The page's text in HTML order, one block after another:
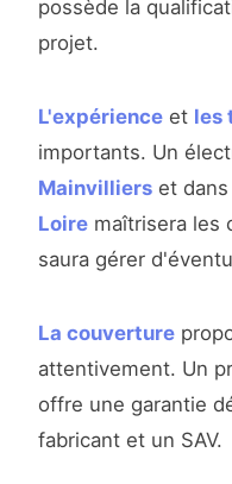
possède la
projet.
L'expérience et les
importants. Un
Mainvilliers et
Loire maîtrisera les
saura gérer
La couverture
attentivement. Un
offre une garantie
fabricant et un SAV.